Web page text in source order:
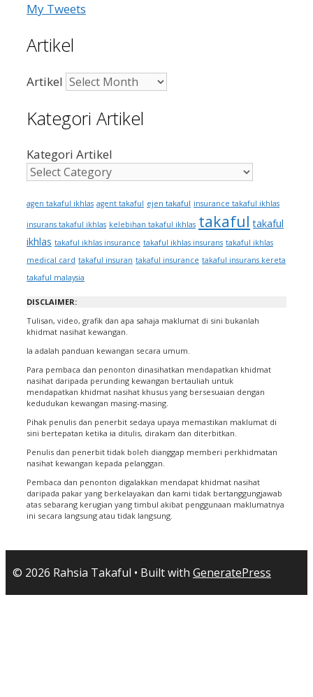
My Tweets
Artikel
Artikel
Kategori Artikel
Kategori Artikel
agen takaful ikhlas agent takaful ejen takaful insurance takaful ikhlas
insurans takaful ikhlas kelebihan takaful ikhlas takaful takaful
ikhlas takaful ikhlas insurance takaful ikhlas insurans takaful ikhlas
medical card takaful insuran takaful insurance takaful insurans kereta
takaful malaysia
DISCLAIMER:
Tulisan, video, grafik dan apa sahaja maklumat di sini bukanlah
khidmat nasihat kewangan.
Ia adalah panduan kewangan secara umum.
Para pembaca dan penonton dinasihatkan mendapatkan khidmat
nasihat daripada perunding kewangan bertauliah untuk
mendapatkan khidmat nasihat khusus yang bersesuaian dengan
kedudukan kewangan masing-masing.
Pihak penulis dan penerbit sedaya upaya memastikan maklumat di
sini bertepatan ketika ia ditulis, dirakam dan diterbitkan.
Penulis dan penerbit tidak boleh dianggap memberi perkhidmatan
nasihat kewangan kepada pelanggan.
Pembaca dan penonton digalakkan mendapat khidmat nasihat
daripada pakar yang berkelayakan dan kami tidak bertanggungjawab
atas sebarang kerugian yang timbul akibat penggunaan maklumatnya
ini secara langsung atau tidak langsung.
© 2026 Rahsia Takaful • Built with GeneratePress